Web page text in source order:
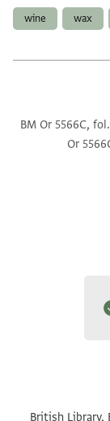
wax
wine
BM Or 5566C,
Or
Moshe Gil,
British Library,